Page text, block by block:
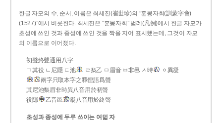
한글 자모의 수, 순서, 이름은 최세진(崔世珍)의 “훈몽자회(訓蒙字會)
(1527)”에서 비롯한다. 최세진은 “훈몽자회” 범례(凡例)에서 한글 자모가
초성에 쓰인 것과 종성에 쓰인 것을 짝을 지어 표시했는데, 그것이 자모
의 이름으로 이어졌다.
初聲終聲通用八字
ㄱ其役 ㄴ尼隱 ㄷ池
ㄹ梨乙 ㅁ眉音 ㅂ非邑 ㅅ時
ㆁ異凝
兩字只取本字之釋俚語爲聲
其尼池梨眉非時異八音用於初聲
役隱
乙音邑 凝八音用於終聲
초성과 종성에 두루 쓰이는 여덟 자